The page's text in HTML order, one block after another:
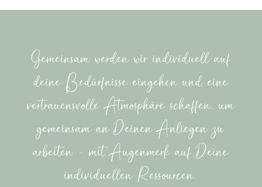
Gemeinsam werden wir individuell auf
deine Bedürfnisse eingehen und eine
vertrauensvolle Atmosphäre schaffen, um
gemeinsam an Deinen Anliegen zu
arbeiten – mit Augenmerk auf Deine
individuellen Ressourcen.